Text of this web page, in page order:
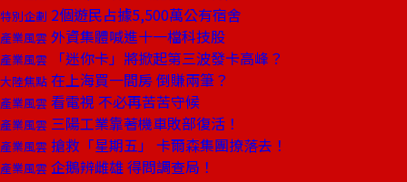
特別企劃 2個遊民占據5,500萬公有宿舍
產業風雲 外資集體喊進十一檔科技股
產業風雲 「迷你卡」將掀起第三波發卡高峰？
大陸焦點 在上海買一間房 倒賺兩筆？
產業風雲 看電視 不必再苦苦守候
產業風雲 三陽工業靠著機車敗部復活！
產業風雲 搶救「星期五」 卡爾森集團撩落去！
產業風雲 企鵝辨雌雄 得問調查局！